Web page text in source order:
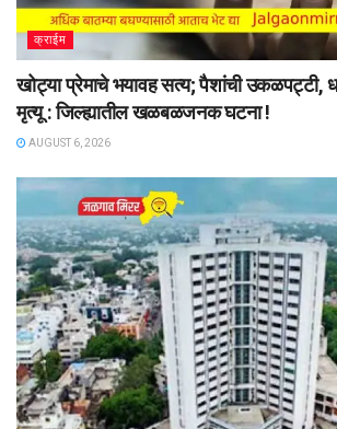
क्राईम
खोट्या प्रेमाचे भयावह सत्य; पैशांची उकळपट्टी,
मृत्यू : जिल्ह्यातील खळबळजनक घटना !
AUGUST 6, 2026